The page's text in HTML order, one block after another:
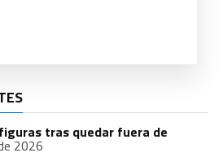
tras quedar fuera de
2026